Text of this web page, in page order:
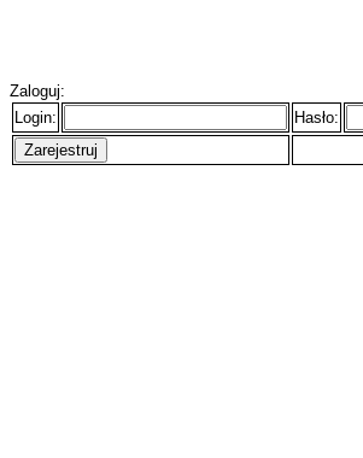
Zaloguj:
Login:
Hasło: